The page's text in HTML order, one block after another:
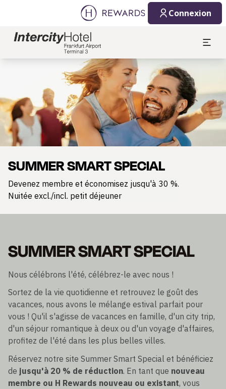
Connexion
SUMMER SMART SPECIAL
Devenez membre et économisez jusqu'à 30 %.
Nuitée excl./incl. petit déjeuner
SUMMER SMART SPECIAL
Nous célébrons l'été, célébrez-le avec nous !
Sortez de la vie quotidienne et retrouvez le goût des
vacances, nous avons le mélange estival parfait pour
vous ! Qu'il s'agisse de vacances en famille, d'un city trip,
d'un séjour romantique à deux ou d'un voyage d'affaires,
profitez de l'été dans les plus belles villes.
Réservez notre site Summer Smart Special et bénéficiez
de jusqu'à 20 % de réduction. En tant que nouveau
membre ou H Rewards nouveau ou existant, vous